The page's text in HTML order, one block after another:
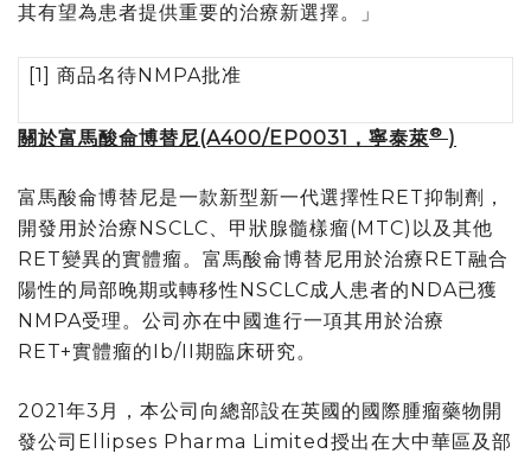
其有望為患者提供重要的治療新選擇。」
[1] 商品名待NMPA批准
關於富馬酸侖博替尼(A400/EP0031 ，寧泰萊® )
富馬酸侖博替尼是一款新型新一代選擇性RET抑制劑，
開發用於治療NSCLC、甲狀腺髓樣瘤(MTC)以及其他
RET變異的實體瘤。富馬酸侖博替尼用於治療RET融合
陽性的局部晚期或轉移性NSCLC成人患者的NDA已獲
NMPA受理。公司亦在中國進行一項其用於治療
RET+實體瘤的Ib/II期臨床研究。
2021年3月，本公司向總部設在英國的國際腫瘤藥物開
發公司Ellipses Pharma Limited授出在大中華區及部